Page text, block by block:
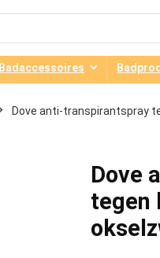
Badaccessoires
Dove anti-transpirantspray
Dove
tegen